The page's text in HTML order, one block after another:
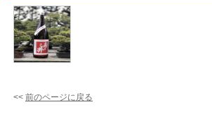
<< 前のページに戻る